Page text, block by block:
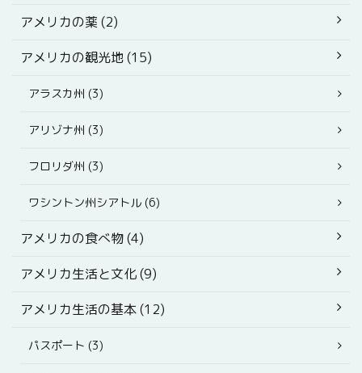
アメリカの薬 (2)
アメリカの観光地 (15)
アラスカ州 (3)
アリゾナ州 (3)
フロリダ州 (3)
ワシントン州シアトル (6)
アメリカの食べ物 (4)
アメリカ生活と文化 (9)
アメリカ生活の基本 (12)
パスポート (3)